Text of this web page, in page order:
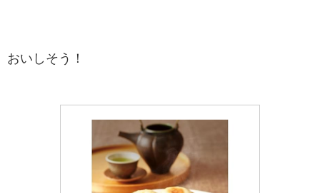
おいしそう！